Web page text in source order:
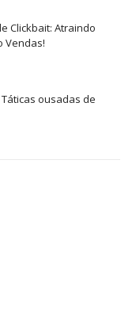
Clickbait: Atraindo
Vendas!
ousadas de